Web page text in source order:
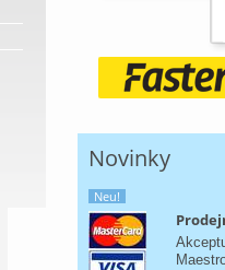
Novinky
Neu!